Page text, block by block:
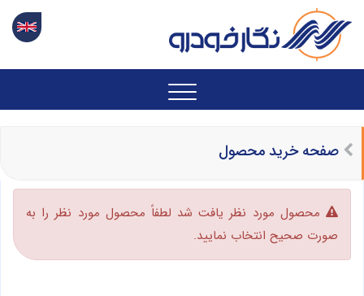
صفحه خرید محصول
محصول مورد نظر یافت شد لطفاً محصول مورد نظر را به
صورت صحیح انتخاب نمایید.